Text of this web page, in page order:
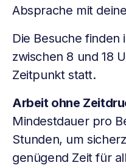
Absprache mit
Die Besuche finden
zwischen 8 und 18
Zeitpunkt statt.
Arbeit ohne
Mindestdauer pro
Stunden, um
genügend Zeit für